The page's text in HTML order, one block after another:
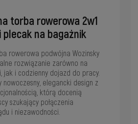
torba rowerowa 2w1
plecak na bagażnik
rowerowa podwójna Wozinsky
rozwiązanie zarówno na
jak i codzienny dojazd do pracy.
nowoczesny, elegancki design z
którą docenią
szukający połączenia
i niezawodności.